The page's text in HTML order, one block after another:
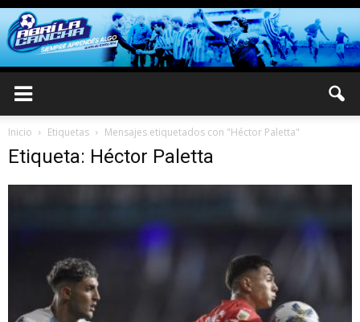
Inicio Etiquetas Mensajes etiquetados con "Héctor Paletta"
Etiqueta: Héctor Paletta